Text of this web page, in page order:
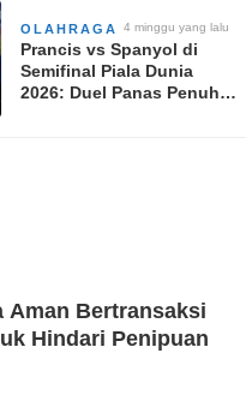
OLAHRAGA 4 minggu yang lalu
Prancis vs Spanyol di
Semifinal Piala Dunia
2026: Duel Panas Penuh
Aman Bertransaksi
Hindari Penipuan